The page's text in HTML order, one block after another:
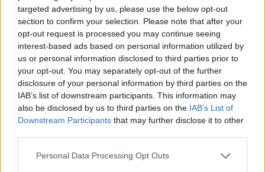
targeted advertising by us, please use the below opt-out
section to confirm your selection. Please note that after your
opt-out request is processed you may continue seeing
interest-based ads based on personal information utilized by
us or personal information disclosed to third parties prior to
your opt-out. You may separately opt-out of the further
disclosure of your personal information by third parties on the
IAB’s list of downstream participants. This information may
also be disclosed by us to third parties on the IAB’s List of
Downstream Participants that may further disclose it to other
Personal Data Processing Opt Outs
Rinoa(Ellingkton-Es Gini Investments)πήρε το
10,07%, πουαντιστοιχεί σε συμμετοχή 9,87%επί
του νέου αριθμού μετοχών μετά την ΑΜΚ.